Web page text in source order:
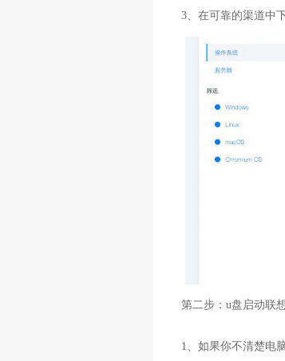
3、在可靠的渠道中
第二步：u盘启动联
1、如果你不清楚电